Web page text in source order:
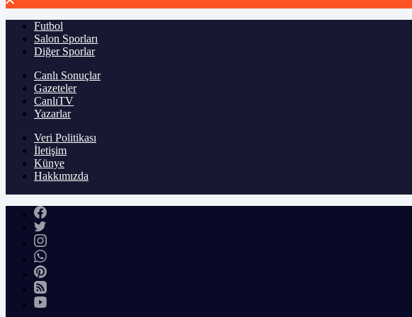
Futbol
Salon Sporları
Diğer Sporlar
Canlı Sonuçlar
Gazeteler
CanlıTV
Yazarlar
Veri Politikası
İletişim
Künye
Hakkımızda